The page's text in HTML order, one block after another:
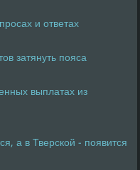
и ответах
затянуть пояса
выплатах из
а в Тверской - появится